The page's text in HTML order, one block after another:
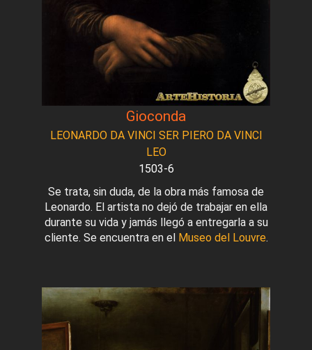
Gioconda
LEONARDO DA VINCI SER PIERO DA VINCI
LEO
1503-6
Se trata, sin duda, de la obra más famosa de
Leonardo. El artista no dejó de trabajar en ella
durante su vida y jamás llegó a entregarla a su
cliente. Se encuentra en el Museo del Louvre.